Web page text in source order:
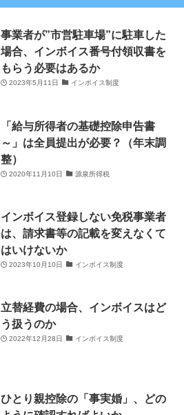
事業者が”市営駐車場”に駐車した
場合、インボイス番号付領収書を
もらう必要はあるか
2023年5月11日 インボイス制度
「給与所得者の基礎控除申告書
～」は全員提出が必要？（年末調
整）
2020年11月10日 源泉所得税
インボイス登録しない免税事業者
は、請求書等の記載を変えなくて
はいけないか
2023年10月10日 インボイス制度
立替経費の場合、インボイスはど
う扱うのか
2022年12月28日 インボイス制度
ひとり親控除の「事実婚」、どの